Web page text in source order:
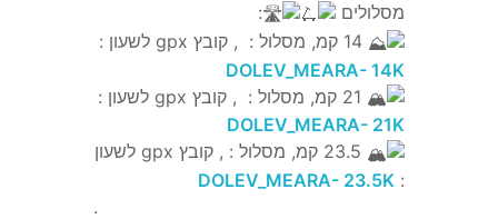
מסלולים
:
DOLEV_MEARA- 14K
DOLEV_MEARA- 21K
23.5 קמ, מסלול : , קובץ gpx לשעון
:
DOLEV_MEARA- 23.5K
.